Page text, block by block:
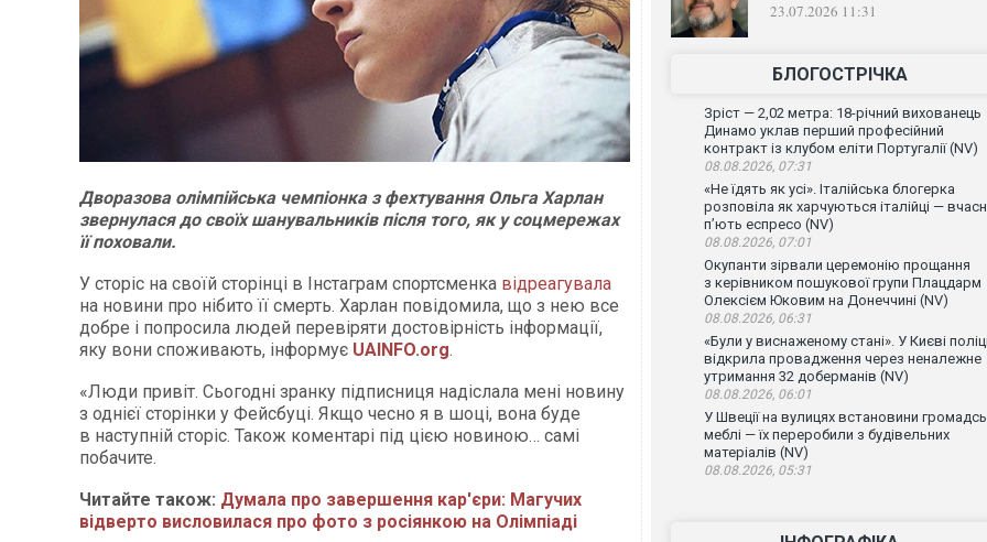
Дворазова олімпійська чемпіонка з фехтування Ольга Харлан
звернулася до своїх шанувальників після того, як у соцмережах
її поховали.
У сторіс на своїй сторінці в Інстаграм спортсменка відреагувала
на новини про нібито її смерть. Харлан повідомила, що з нею все
добре і попросила людей перевіряти достовірність інформації,
яку вони споживають, інформує UAINFO.org.
«Люди привіт. Сьогодні зранку підписниця надіслала мені новину
з однієї сторінки у Фейсбуці. Якщо чесно я в шоці, вона буде
в наступній сторіс. Також коментарі під цією новиною… самі
побачите.
Читайте також: Думала про завершення кар'єри: Магучих
відверто висловилася про фото з росіянкою на Олімпіаді
23.07.2026 11:31
БЛОГОСТРІЧКА
Зріст — 2,02 метра: 18-річний вихованець
Динамо уклав перший професійний
контракт із клубом еліти Португалії (NV)
08.08.2026, 07:31
«Не їдять як усі». Італійська блогерка
розповіла як харчуються італійці —
п’ють еспресо (NV)
08.08.2026, 07:01
Окупанти зірвали церемонію прощання
з керівником пошукової групи Плацдарм
Олексієм Юковим на Донеччині (NV)
08.08.2026, 06:31
«Були у виснаженому стані». У Києві
відкрила провадження через неналежне
утримання 32 доберманів (NV)
08.08.2026, 06:01
У Швеції на вулицях встановини
меблі — їх переробили з будівельних
матеріалів (NV)
08.08.2026, 05:31